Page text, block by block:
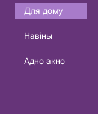
Основная
навигация
Для дому
Навіны
Адно акно